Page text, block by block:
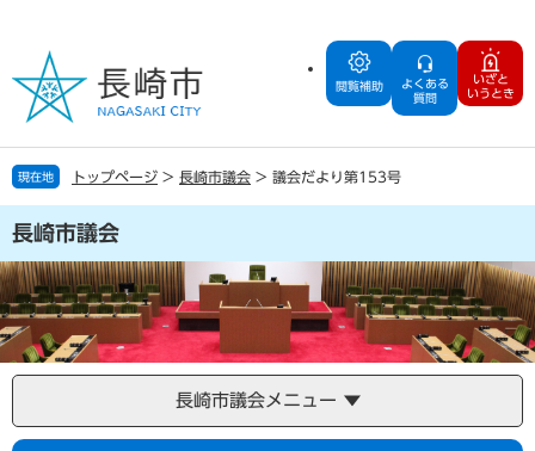
の
で
す
ー
ば
し
本
文
へ
閲覧補助
よくある
質問
いざと
いうとき
現在地 トップページ > 長崎市議会 > 議会だより第153号
長崎市議会
長崎市議会メニュー